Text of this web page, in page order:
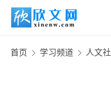
首页 学习频道 人文